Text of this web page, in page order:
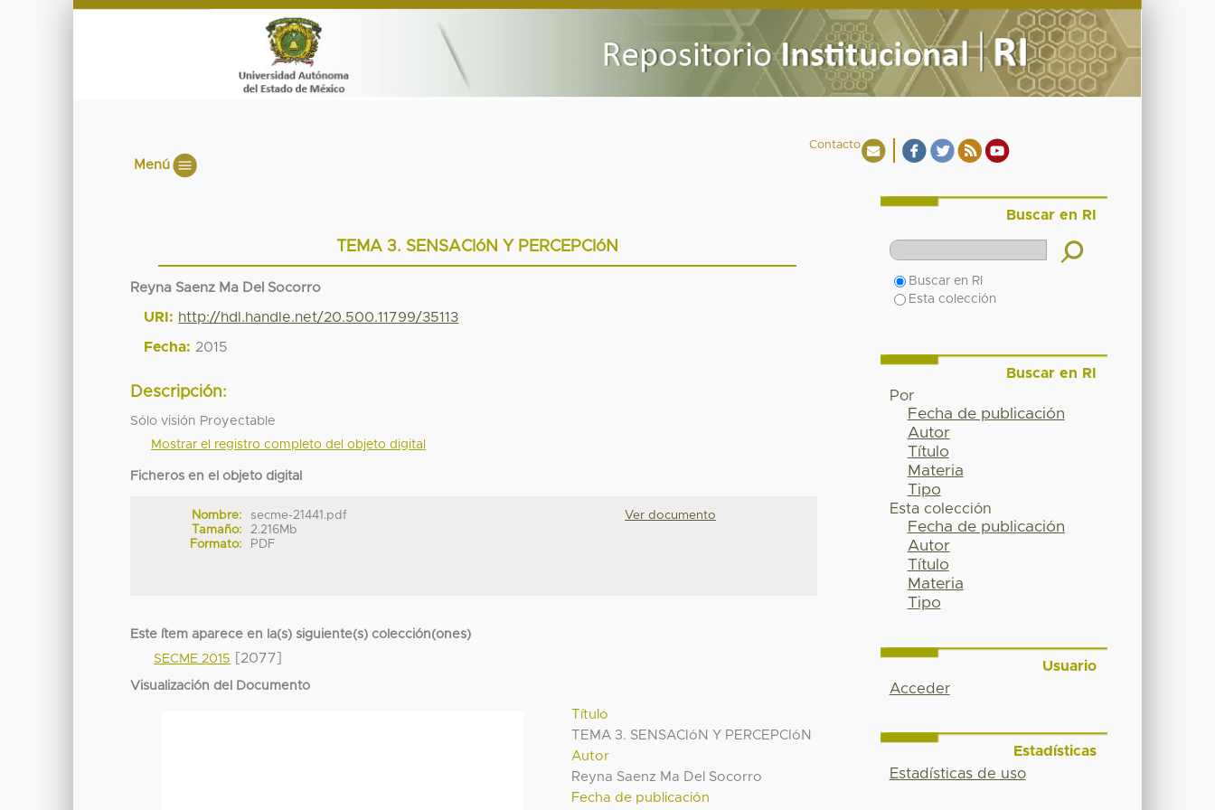
Contacto
Menú
TEMA 3. SENSACIóN Y PERCEPCIóN
Reyna Saenz Ma Del Socorro
URI: http://hdl.handle.net/20.500.11799/35113
Fecha: 2015
Descripción:
Sólo visión Proyectable
Mostrar el registro completo del objeto digital
Ficheros en el objeto digital
Nombre:
secme-21441.pdf
Tamaño:
2.216Mb
Formato:
PDF
Ver documento
Este ítem aparece en la(s) siguiente(s) colección(ones)
SECME 2015
[2077]
Visualización del Documento
Título
TEMA 3. SENSACIóN Y PERCEPCIóN
Autor
Reyna Saenz Ma Del Socorro
Fecha de publicación
Buscar en RI
Buscar en RI
Esta colección
Buscar en RI
Por
Fecha de publicación
Autor
Título
Materia
Tipo
Esta colección
Fecha de publicación
Autor
Título
Materia
Tipo
Usuario
Acceder
Estadísticas
Estadísticas de uso